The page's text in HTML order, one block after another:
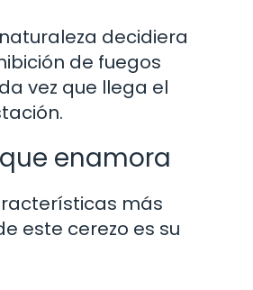
decidiera
de fuegos
vez que llega el
enamora
más
este cerezo es su